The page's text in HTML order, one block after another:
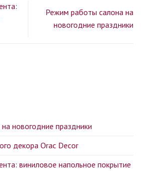
Режим работы салона на
новогодние праздники
новогодние праздники
декора Orac Decor
виниловое напольное покрытие